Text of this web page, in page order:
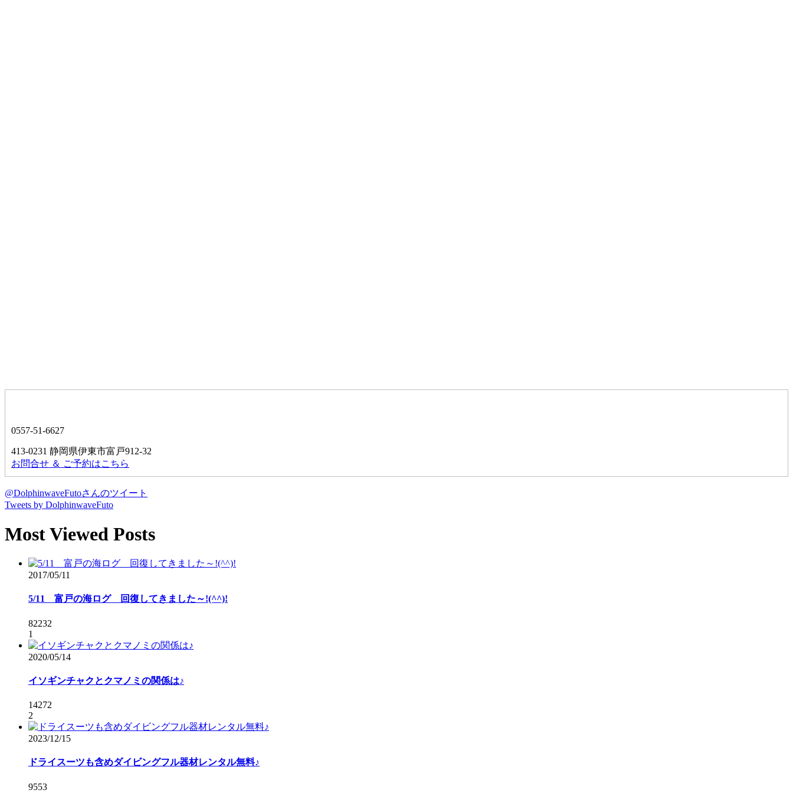
0557-51-6627
413-0231 静岡県伊東市富戸912-32
お問合せ ＆ ご予約はこちら
@DolphinwaveFutoさんのツイート
Tweets by DolphinwaveFuto
Most Viewed Posts
2017/05/11
5/11 富戸の海ログ 回復してきました～!(^^)!
82232
1
2020/05/14
イソギンチャクとクマノミの関係は♪
14272
2
2023/12/15
ドライスーツも含めダイビングフル器材レンタル無料♪
9553